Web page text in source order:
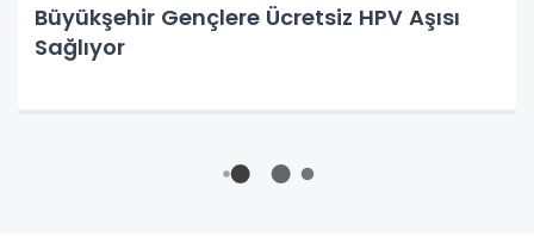
Büyükşehir Gençlere Ücretsiz HPV Aşısı
Sağlıyor